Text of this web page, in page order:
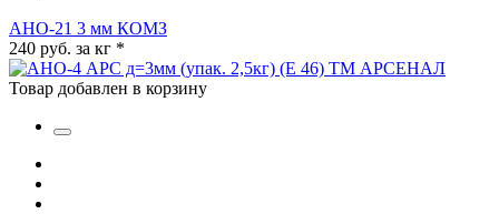
АНО-21 3 мм КОМЗ
240 руб. за кг *
Товар добавлен в корзину